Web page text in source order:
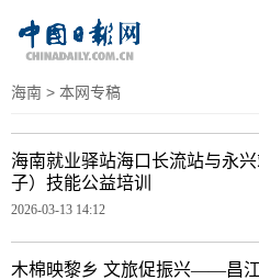
海南 > 本网专稿
海南就业驿站海口长流站与永
子）技能公益培训
2026-03-13 14:12
木棉映黎乡 文旅促振兴——昌